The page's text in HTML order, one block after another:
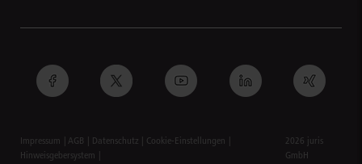
Impressum AGB Datenschutz
Cookie-Einstellungen
Hinweisgebersystem
2026 juris
GmbH